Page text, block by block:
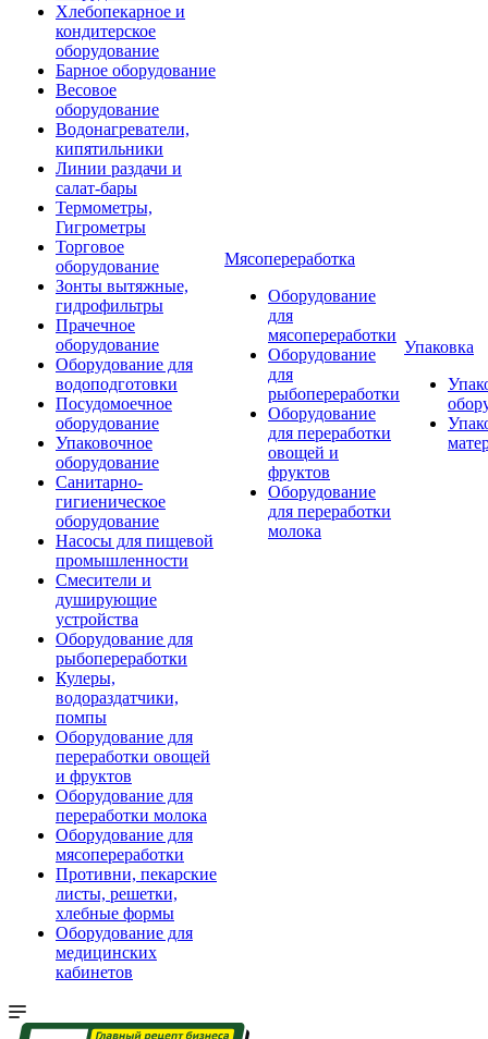
Хлебопекарное и
кондитерское
оборудование
Барное оборудование
Весовое
оборудование
Водонагреватели,
кипятильники
Линии раздачи и
салат-бары
Термометры,
Гигрометры
Торговое
оборудование
Зонты вытяжные,
гидрофильтры
Прачечное
оборудование
Оборудование для
водоподготовки
Посудомоечное
оборудование
Упаковочное
оборудование
Санитарно-
гигиеническое
оборудование
Насосы для пищевой
промышленности
Смесители и
душирующие
устройства
Оборудование для
рыбопереработки
Кулеры,
водораздатчики,
помпы
Оборудование для
переработки овощей
и фруктов
Оборудование для
переработки молока
Оборудование для
мясопереработки
Противни, пекарские
листы, решетки,
хлебные формы
Оборудование для
медицинских
кабинетов
Мясопереработка
Оборудование
для
мясопереработки
Оборудование
для
рыбопереработки
Оборудование
для переработки
овощей и
фруктов
Оборудование
для переработки
молока
Упаковка